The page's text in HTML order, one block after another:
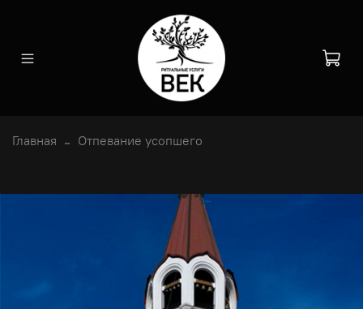
Главная Отпевание усопшего